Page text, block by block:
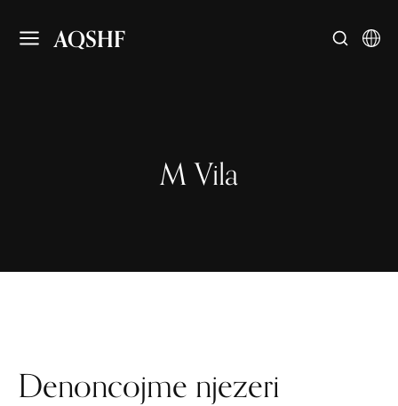
AQSHF
M Vila
Denoncojme njezeri